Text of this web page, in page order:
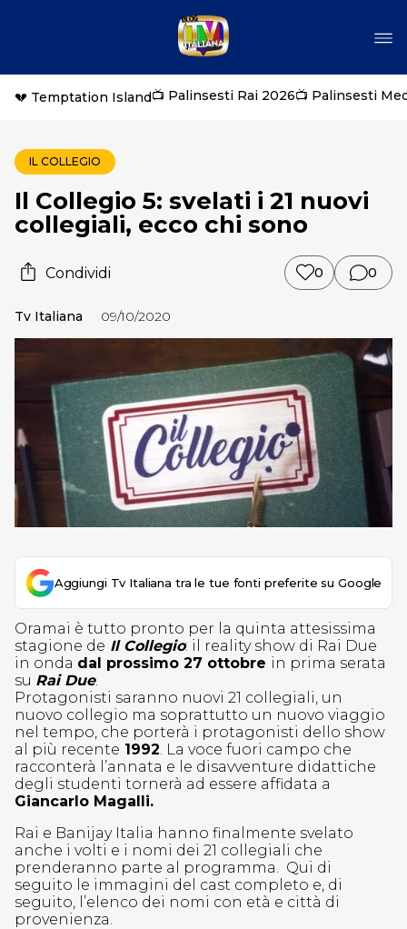
💔 Temptation Island📺 Palinsesti Rai 2026📺 Palinsesti
IL COLLEGIO
Il Collegio 5: svelati i 21 nuovi
collegiali, ecco chi sono
Condividi 0 0
Tv Italiana 09/10/2020
Aggiungi Tv Italiana tra le tue fonti preferite su Google
Oramai è tutto pronto per la quinta attesissima
stagione de Il Collegio: il reality show di Rai Due
in onda dal prossimo 27 ottobre in prima serata
su Rai Due.
Protagonisti saranno nuovi 21 collegiali, un
nuovo collegio ma soprattutto un nuovo viaggio
nel tempo, che porterà i protagonisti dello show
al più recente 1992. La voce fuori campo che
racconterà l’annata e le disavventure didattiche
degli studenti tornerà ad essere affidata a
Giancarlo Magalli.
Rai e Banijay Italia hanno finalmente svelato
anche i volti e i nomi dei 21 collegiali che
prenderanno parte al programma. Qui di
seguito le immagini del cast completo e, di
seguito, l’elenco dei nomi con età e città di
provenienza.